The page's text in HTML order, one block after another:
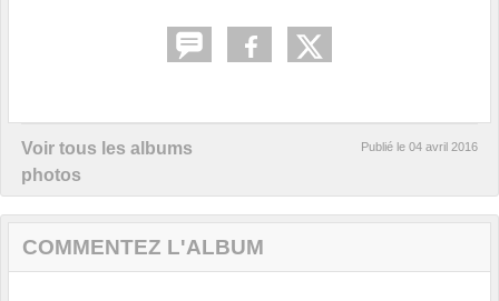
Voir tous les albums
photos
Publié le 04 avril 2016
COMMENTEZ L'ALBUM